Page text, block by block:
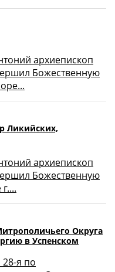
архиепископ
Божественную
Ликийских,
архиепископ
Божественную
Округа
в Успенском
28-я по